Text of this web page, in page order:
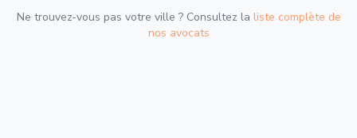
Ne trouvez-vous pas votre ville ? Consultez la liste complète de
nos avocats